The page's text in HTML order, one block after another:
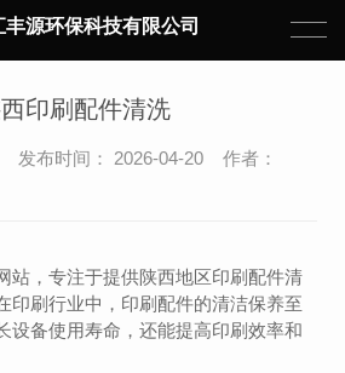
丰源环保科技有限公司
印刷配件清洗
发布时间： 2026-04-20 作者：
站，专注于提供陕西地区印刷配件清
印刷行业中，印刷配件的清洁保养至
设备使用寿命，还能提高印刷效率和